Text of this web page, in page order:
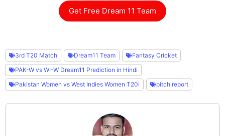
Get Free Dream 11 Team
3rd T20 Match Dream11 Team
Fantasy Cricket
PAK-W vs WI-W Dream11 Prediction in Hindi
Pakistan Women vs West Indies Women T20I
pitch report